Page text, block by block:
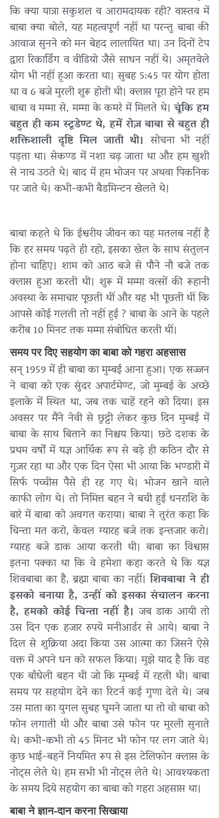
कि क्या यात्रा सकुशल व आरामदायक रही? वास्तव में
बाबा क्या बोले, यह महत्वपूर्ण नहीं था परन्तु बाबा की
आवाज सुनने को मन बेहद लालायित था। उन दिनों टेप
द्वारा रिकार्डिंग व वीडियो जैसे साधन नहीं थे। अमृतवेले
योग भी नहीं हुआ करता था। सुबह 5:45 पर योग होता
था व 6 बजे मुरली शुरू होती थी। क्लास पूरा होने पर हम
बाबा व मम्मा से, मम्मा के कमरे में मिलते थे।चूंकि हम
बहुत ही कम स्टूडेण्ट थे, हमें रोज़ बाबा से बहुत ही
शक्तिशाली दृष्टि मिल जाती थी।सोचना भी नहीं
पड़ता था। सेकण्ड में नशा चढ़ जाता था और हम खुशी
से नाच उठते थे। बाद में हम भोजन पर अथवा पिकनिक
पर जाते थे। कभी-कभी बैडमिन्टन खेलते थे।
बाबा कहते थे कि ईश्वरीय जीवन का यह मतलब नहीं है
कि हर समय पढ़ते ही रहो, इसका खेल के साथ संतुलन
होना चाहिए। शाम को आठ बजे से पौने नौ बजे तक
क्लास हुआ करती थी। शुरू में मम्मा वत्सों की रूहानी
अवस्था के समाचार पूछती थीं और यह भी पूछती थीं कि
आपसे कोई गलती तो नहीं हुई ? बाबा के आने के पहले
करीब 10 मिनट तक मम्मा संबोधित करती थीं।
समय पर दिए सहयोग का बाबा को गहरा अहसास
सन् 1959 में ही बाबा का मुम्बई आना हुआ। एक सज्जन
ने बाबा को एक सुंदर अपार्टमेण्ट, जो मुम्बई के अच्छे
इलाके में स्थित था, जब तक चाहें रहने को दिया। इस
अवसर पर मैंने नेवी से छुट्टी लेकर कुछ दिन मुम्बई में
बाबा के साथ बिताने का निश्चय किया। छठे दशक के
प्रथम वर्षों में यज्ञ आर्थिक रूप से बड़े ही कठिन दौर से
गुज़र रहा था और एक दिन ऐसा भी आया कि भण्डारी में
सिर्फ पच्चीस पैसे ही रह गए थे। भोजन खाने वाले
काफी लोग थे। तो निमित्त बहन ने बची हुई धनराशि के
बारे में बाबा को अवगत कराया। बाबा ने तुरंत कहा कि
चिन्ता मत करो, केवल ग्यारह बजे तक इन्तजार करो।
ग्यारह बजे डाक आया करती थी। बाबा का विश्वास
इतना पक्का था कि वे हमेशा कहा करते थे कि यज्ञ
शिवबाबा का है, ब्रह्मा बाबा का नहीं।शिवबाबा ने ही
इसको बनाया है, उन्हीं को इसका संचालन करना
है, हमको कोई चिन्ता नहीं है। जब डाक आयी तो
उस दिन एक हजार रुपये मनीआर्डर से आये। बाबा ने
दिल से शुक्रिया अदा किया उस आत्मा का जिसने ऐसे
वक्त में अपने धन को सफल किया। मुझे याद है कि वह
एक बाँधेली बहन थी जो कि मुम्बई में रहती थी। बाबा
समय पर सहयोग देने का रिटर्न कई गुणा देते थे। जब
उस माता का युगल सुबह घूमने जाता था तो वो बाबा को
फोन लगाती थी और बाबा उसे फोन पर मुरली सुनाते
थे। कभी-कभी तो 45 मिनट भी फोन पर लग जाते थे।
कुछ भाई-बहनें नियमित रूप से इस टेलिफोन क्लास के
नोट्स लेते थे। हम सभी भी नोट्स लेते थे। आवश्यकता
के समय दिये सहयोग का बाबा को गहरा अहसास था।
बाबा ने ज्ञान-दान करना सिखाया